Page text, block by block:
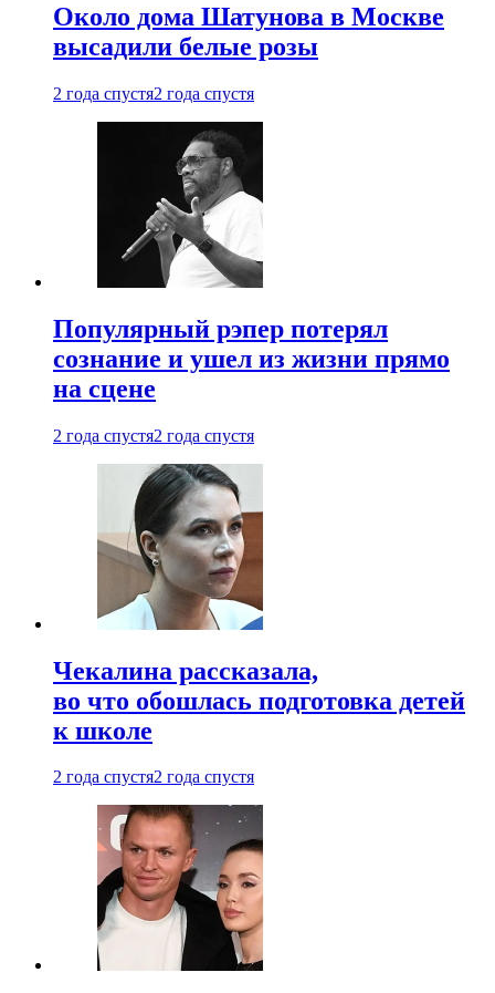
Около дома Шатунова в Москве
высадили белые розы
2 года спустя2 года спустя
Популярный рэпер потерял
сознание и ушел из жизни прямо
на сцене
2 года спустя2 года спустя
Чекалина рассказала,
во что обошлась подготовка детей
к школе
2 года спустя2 года спустя